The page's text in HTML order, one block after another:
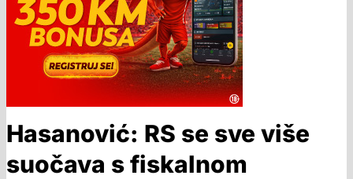
Hasanović: RS se sve više
suočava s fiskalnom